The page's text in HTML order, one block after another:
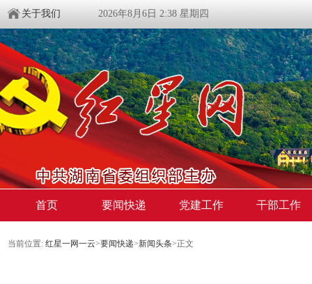
关于我们 2026年8月6日 2:38 星期四
首页 要闻快递 党建工作 干部工作
当前位置: 红星一网一云>要闻快递>新闻头条>正文